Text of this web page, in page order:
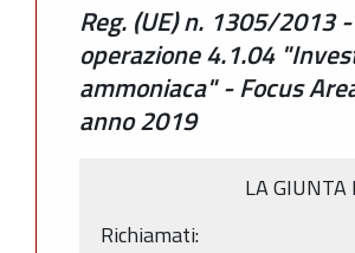
Reg. (UE) n. 1305/2013
operazione 4.1.04
ammoniaca" - Focus
anno 2019
LA GIUNTA
Richiamati: